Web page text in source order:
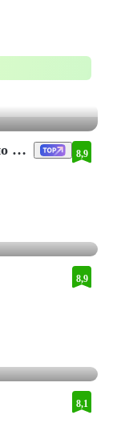
Меблированные комнаты Адажио на Исаакиевской Площади 8,9
8,9
8,1